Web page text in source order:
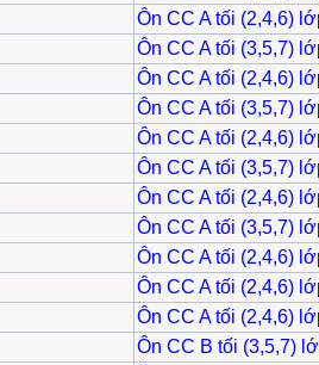
Ôn CC A tối (2,4,6)
Ôn CC A tối (3,5,7)
Ôn CC A tối (2,4,6)
Ôn CC A tối (3,5,7)
Ôn CC A tối (2,4,6)
Ôn CC A tối (3,5,7)
Ôn CC A tối (2,4,6)
Ôn CC A tối (3,5,7)
Ôn CC A tối (2,4,6)
Ôn CC A tối (2,4,6)
Ôn CC A tối (2,4,6)
Ôn CC B tối (3,5,7)